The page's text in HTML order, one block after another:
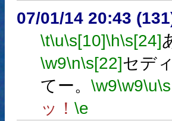
07/01/14 20:43
\t\u\s[10]\h\s[24]
\w9\n\s[22]セデ
てー。 \w9\w9\u
ッ！ \e